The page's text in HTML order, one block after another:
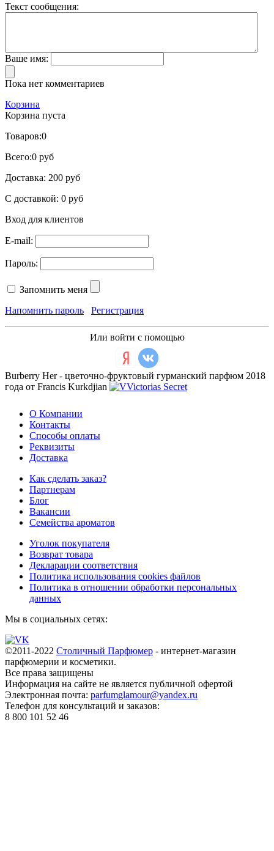
Текст сообщения:
Ваше имя:
Пока нет комментариев
Корзина
Корзина пуста
Товаров:0
Всего:0 руб
Доставка: 200 руб
С доставкой: 0 руб
Вход для клиентов
E-mail:
Пароль:
Запомнить меня
Напомнить пароль
Регистрация
Или войти с помощью
Burberry Her - цветочно-фруктовый гурманский парфюм 2018
года от Francis Kurkdjian
О Компании
Контакты
Способы оплаты
Реквизиты
Доставка
Как сделать заказ?
Партнерам
Блог
Вакансии
Семейства ароматов
Уголок покупателя
Возврат товара
Декларации соответствия
Политика использования cookies файлов
Политика в отношении обработки персональных
данных
Мы в социальных сетях:
©2011-2022 Столичный Парфюмер - интернет-магазин
парфюмерии и косметики.
Все права защищены
Информация на сайте не является публичной офертой
Электронная почта: parfumglamour@yandex.ru
Телефон для консультаций и заказов:
8 800 101 52 46